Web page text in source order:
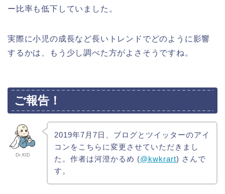
ー比率も低下していました。
実際に小児の成長など長いトレンドでどのように影響
するかは、もう少し調べた方がよさそうですね。
ご報告！
Dr.KID
2019年7月7日、ブログとツイッターのアイ
コンをこちらに変更させていただきまし
た。作者は河澄かるめ (@kwkrart) さんで
す。